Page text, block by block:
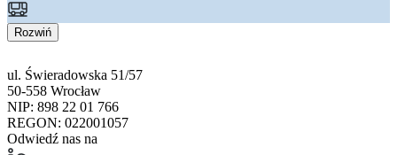
Rozwiń
ul. Świeradowska 51/57
50-558 Wrocław
NIP: 898 22 01 766
REGON: 022001057
Odwiedź nas na